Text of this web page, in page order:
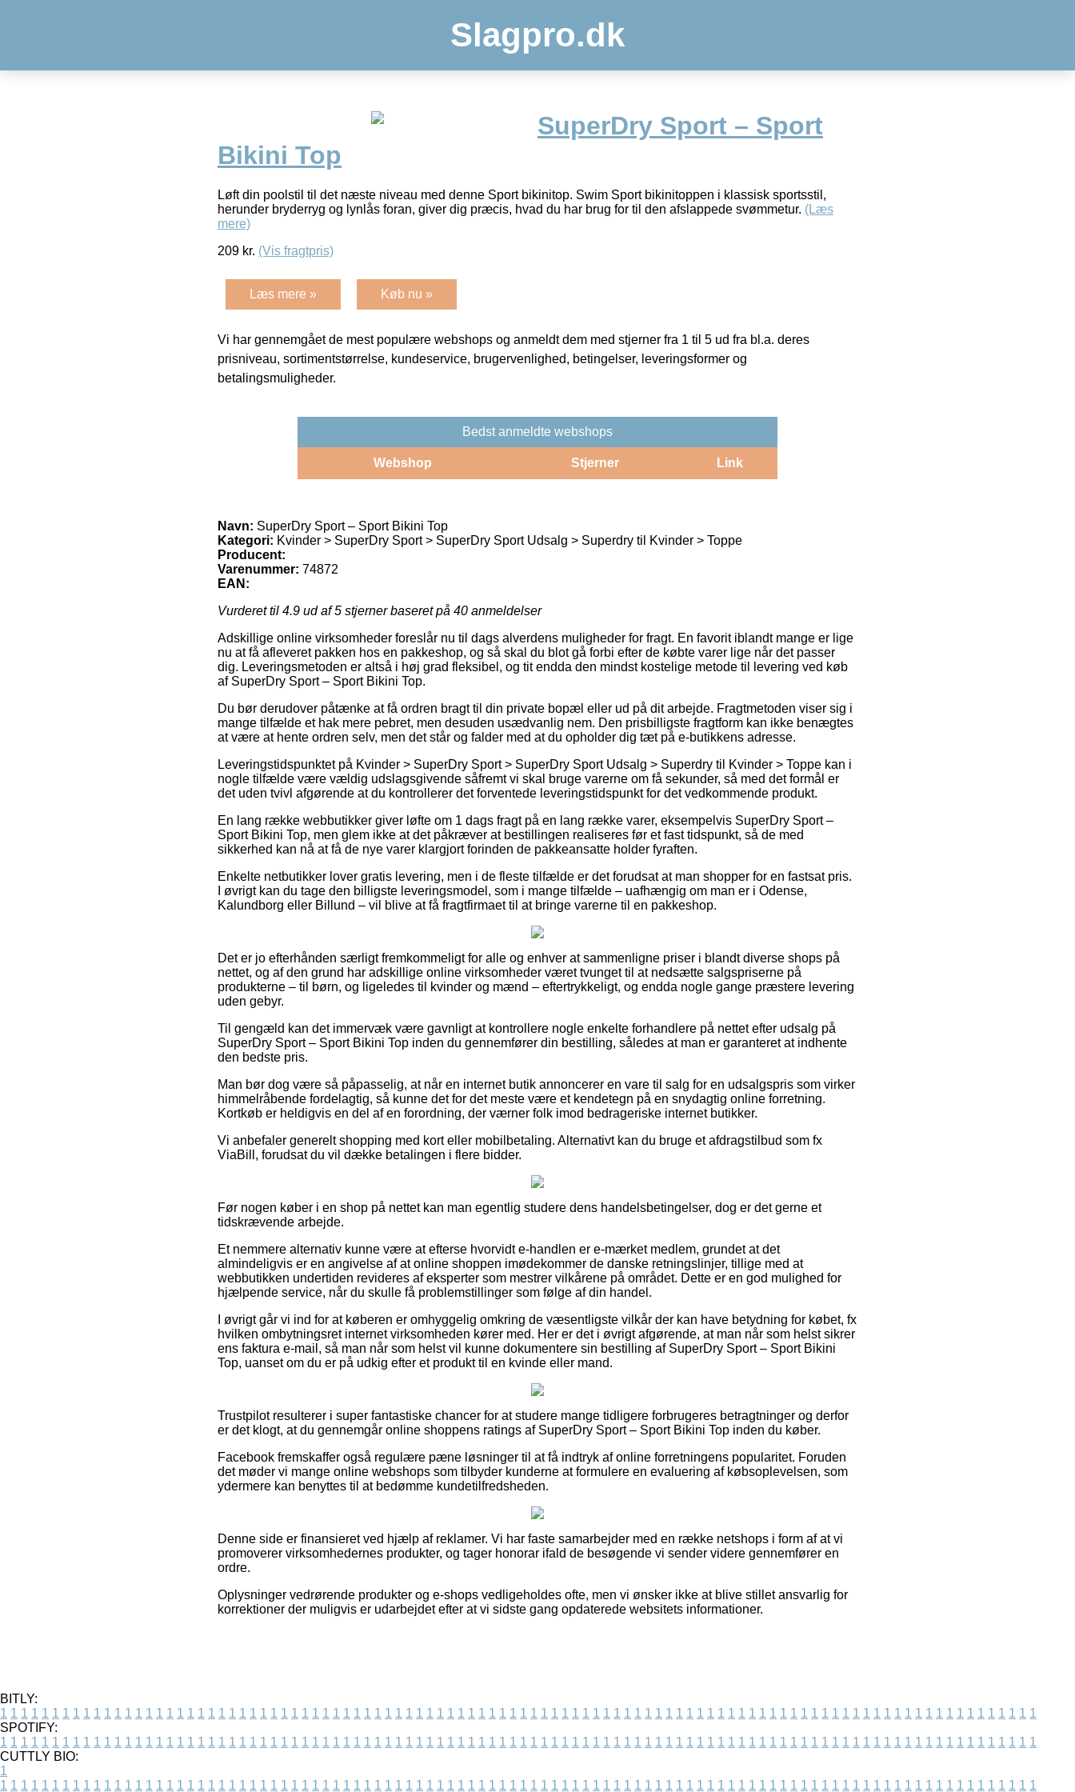
Slagpro.dk
SuperDry Sport – Sport
Bikini Top
Løft din poolstil til det næste niveau med denne Sport bikinitop. Swim Sport bikinitoppen i klassisk sportsstil,
herunder bryderryg og lynlås foran, giver dig præcis, hvad du har brug for til den afslappede svømmetur. (Læs
mere)
209 kr. (Vis fragtpris)
Læs mere » Køb nu »
Vi har gennemgået de mest populære webshops og anmeldt dem med stjerner fra 1 til 5 ud fra bl.a. deres
prisniveau, sortimentstørrelse, kundeservice, brugervenlighed, betingelser, leveringsformer og
betalingsmuligheder.
Bedst anmeldte webshops
Webshop Stjerner Link
Navn: SuperDry Sport – Sport Bikini Top
Kategori: Kvinder > SuperDry Sport > SuperDry Sport Udsalg > Superdry til Kvinder > Toppe
Producent:
Varenummer: 74872
EAN:
Vurderet til 4.9 ud af 5 stjerner baseret på 40 anmeldelser
Adskillige online virksomheder foreslår nu til dags alverdens muligheder for fragt. En favorit iblandt mange er lige
nu at få afleveret pakken hos en pakkeshop, og så skal du blot gå forbi efter de købte varer lige når det passer
dig. Leveringsmetoden er altså i høj grad fleksibel, og tit endda den mindst kostelige metode til levering ved køb
af SuperDry Sport – Sport Bikini Top.
Du bør derudover påtænke at få ordren bragt til din private bopæl eller ud på dit arbejde. Fragtmetoden viser sig i
mange tilfælde et hak mere pebret, men desuden usædvanlig nem. Den prisbilligste fragtform kan ikke benægtes
at være at hente ordren selv, men det står og falder med at du opholder dig tæt på e-butikkens adresse.
Leveringstidspunktet på Kvinder > SuperDry Sport > SuperDry Sport Udsalg > Superdry til Kvinder > Toppe kan i
nogle tilfælde være vældig udslagsgivende såfremt vi skal bruge varerne om få sekunder, så med det formål er
det uden tvivl afgørende at du kontrollerer det forventede leveringstidspunkt for det vedkommende produkt.
En lang række webbutikker giver løfte om 1 dags fragt på en lang række varer, eksempelvis SuperDry Sport –
Sport Bikini Top, men glem ikke at det påkræver at bestillingen realiseres før et fast tidspunkt, så de med
sikkerhed kan nå at få de nye varer klargjort forinden de pakkeansatte holder fyraften.
Enkelte netbutikker lover gratis levering, men i de fleste tilfælde er det forudsat at man shopper for en fastsat pris.
I øvrigt kan du tage den billigste leveringsmodel, som i mange tilfælde – uafhængig om man er i Odense,
Kalundborg eller Billund – vil blive at få fragtfirmaet til at bringe varerne til en pakkeshop.
Det er jo efterhånden særligt fremkommeligt for alle og enhver at sammenligne priser i blandt diverse shops på
nettet, og af den grund har adskillige online virksomheder været tvunget til at nedsætte salgspriserne på
produkterne – til børn, og ligeledes til kvinder og mænd – eftertrykkeligt, og endda nogle gange præstere levering
uden gebyr.
Til gengæld kan det immervæk være gavnligt at kontrollere nogle enkelte forhandlere på nettet efter udsalg på
SuperDry Sport – Sport Bikini Top inden du gennemfører din bestilling, således at man er garanteret at indhente
den bedste pris.
Man bør dog være så påpasselig, at når en internet butik annoncerer en vare til salg for en udsalgspris som virker
himmelråbende fordelagtig, så kunne det for det meste være et kendetegn på en snydagtig online forretning.
Kortkøb er heldigvis en del af en forordning, der værner folk imod bedrageriske internet butikker.
Vi anbefaler generelt shopping med kort eller mobilbetaling. Alternativt kan du bruge et afdragstilbud som fx
ViaBill, forudsat du vil dække betalingen i flere bidder.
Før nogen køber i en shop på nettet kan man egentlig studere dens handelsbetingelser, dog er det gerne et
tidskrævende arbejde.
Et nemmere alternativ kunne være at efterse hvorvidt e-handlen er e-mærket medlem, grundet at det
almindeligvis er en angivelse af at online shoppen imødekommer de danske retningslinjer, tillige med at
webbutikken undertiden revideres af eksperter som mestrer vilkårene på området. Dette er en god mulighed for
hjælpende service, når du skulle få problemstillinger som følge af din handel.
I øvrigt går vi ind for at køberen er omhyggelig omkring de væsentligste vilkår der kan have betydning for købet, fx
hvilken ombytningsret internet virksomheden kører med. Her er det i øvrigt afgørende, at man når som helst sikrer
ens faktura e-mail, så man når som helst vil kunne dokumentere sin bestilling af SuperDry Sport – Sport Bikini
Top, uanset om du er på udkig efter et produkt til en kvinde eller mand.
Trustpilot resulterer i super fantastiske chancer for at studere mange tidligere forbrugeres betragtninger og derfor
er det klogt, at du gennemgår online shoppens ratings af SuperDry Sport – Sport Bikini Top inden du køber.
Facebook fremskaffer også regulære pæne løsninger til at få indtryk af online forretningens popularitet. Foruden
det møder vi mange online webshops som tilbyder kunderne at formulere en evaluering af købsoplevelsen, som
ydermere kan benyttes til at bedømme kundetilfredsheden.
Denne side er finansieret ved hjælp af reklamer. Vi har faste samarbejder med en række netshops i form af at vi
promoverer virksomhedernes produkter, og tager honorar ifald de besøgende vi sender videre gennemfører en
ordre.
Oplysninger vedrørende produkter og e-shops vedligeholdes ofte, men vi ønsker ikke at blive stillet ansvarlig for
korrektioner der muligvis er udarbejdet efter at vi sidste gang opdaterede websitets informationer.
BITLY:
1 1 1 1 1 1 1 1 1 1 1 1 1 1 1 1 1 1 1 1 1 1 1 1 1 1 1 1 1 1 1 1 1 1 1 1 1 1 1 1 1 1 1 1 1 1 1 1 1 1 1 1 1 1 1 1 1 1 1 1 1 1 1 1 1 1 1 1 1 1 1 1 1 1 1 1 1 1 1 1 1 1 1 1 1 1 1 1 1 1 1 1 1 1 1 1 1 1 1 1
SPOTIFY:
1 1 1 1 1 1 1 1 1 1 1 1 1 1 1 1 1 1 1 1 1 1 1 1 1 1 1 1 1 1 1 1 1 1 1 1 1 1 1 1 1 1 1 1 1 1 1 1 1 1 1 1 1 1 1 1 1 1 1 1 1 1 1 1 1 1 1 1 1 1 1 1 1 1 1 1 1 1 1 1 1 1 1 1 1 1 1 1 1 1 1 1 1 1 1 1 1 1 1 1
CUTTLY BIO:
1
1 1 1 1 1 1 1 1 1 1 1 1 1 1 1 1 1 1 1 1 1 1 1 1 1 1 1 1 1 1 1 1 1 1 1 1 1 1 1 1 1 1 1 1 1 1 1 1 1 1 1 1 1 1 1 1 1 1 1 1 1 1 1 1 1 1 1 1 1 1 1 1 1 1 1 1 1 1 1 1 1 1 1 1 1 1 1 1 1 1 1 1 1 1 1 1 1 1 1 1